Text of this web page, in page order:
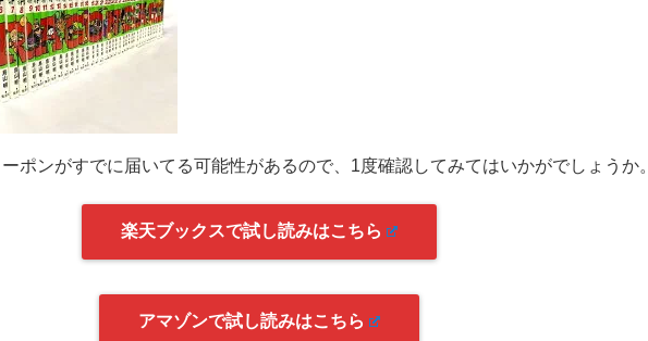
ポンがすでに届いてる可能性があるので、1度確認してみてはいかがでしょうか。
楽天ブックスで試し読みはこちら
アマゾンで試し読みはこちら